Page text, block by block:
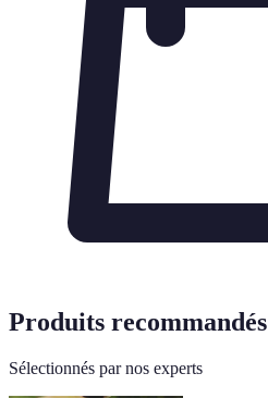
Produits recommandés
Sélectionnés par nos experts